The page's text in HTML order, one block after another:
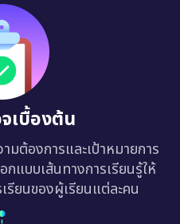
เบื้องต้น
มต้องการและเป้าหมายการ
กแบบเส้นทางการเรียนรู้ให้
รียนของผู้เรียนแต่ละคน